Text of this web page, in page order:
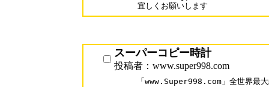
宜しくお願いします
スーパーコピー時計
投稿者：www.super998.com
「www.Super998.com」全世界最